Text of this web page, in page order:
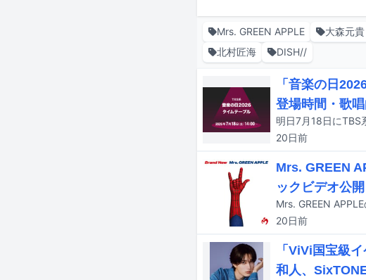
Mrs. GREEN APPLE 大森元貴
北村匠海
DISH//
「音楽の日
登場時間・歌
20日前
Mrs. GREEN
ックビデオ公開
Mrs. GREEN
20日前
「ViVi国宝級
和人、